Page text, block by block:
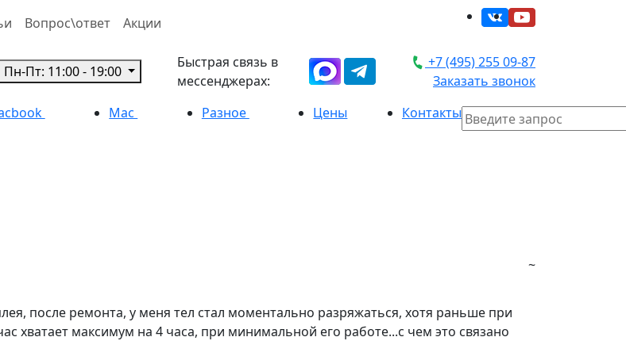
Вопрос\ответ Акции
Пн-Пт: 11:00 - 19:00
Быстрая связь в
мессенджерах:
+7 (495) 255 09-87
Заказать звонок
Mac Разное Цены Контакты
~
после ремонта, у меня тел стал моментально разряжаться, хотя раньше при
хватает максимум на 4 часа, при минимальной его работе...с чем это связано